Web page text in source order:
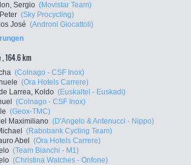
Sergio (Movistar Team)
(Sky Procycling)
José (Androni Giocattoli)
, 164.6 km
(Colnago - CSF Inox)
(Ora Hotels Carrere)
Larrea, Koldo (Euskaltel - Euskadi)
(Colnago - CSF Inox)
(Geox-TMC)
Maximiliano (D'Angelo & Antenucci - Nippo)
(Rabobank Cycling Team)
Abel (Ora Hotels Carrere)
(Team Bianchi - M1)
(Christina Watches - Onfone)